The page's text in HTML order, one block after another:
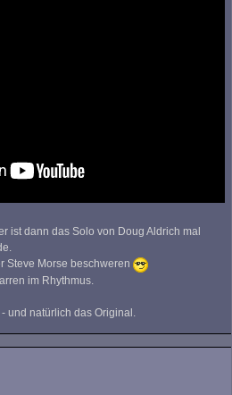
ist dann das Solo von Doug Aldrich mal
Steve Morse beschweren
im Rhythmus.
und natürlich das Original.